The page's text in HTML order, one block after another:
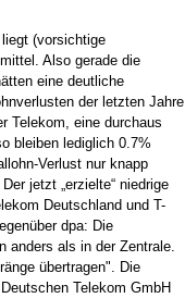
(vorsichtige
Also gerade die
eine deutliche
der letzten Jahre
Telekom, eine durchaus
bleiben lediglich 0.7%
Verlust nur knapp
jetzt „erzielte“ niedrige
Deutschland und T-
dpa: Die
anders als in der Zentrale.
übertragen". Die
Telekom GmbH